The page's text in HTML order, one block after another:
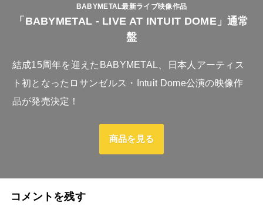
BABYMETAL最新ライブ映像作品
「BABYMETAL - LIVE AT INTUIT DOME」通常
盤
結成15周年を迎えたBABYMETAL、日本人アーティス
ト初となったロサンゼルス・Intuit Dome公演の映像作
品が発売決定！
商品を見る
コメントを残す